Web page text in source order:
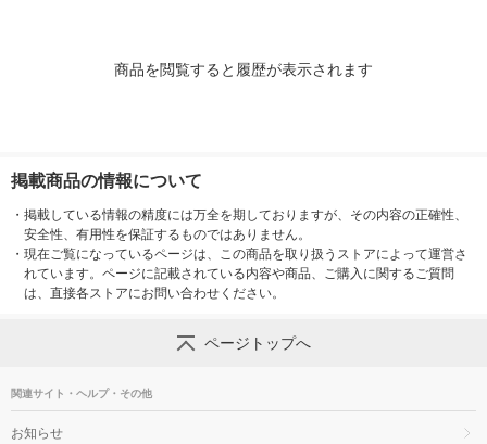
商品を閲覧すると履歴が表示されます
掲載商品の情報について
・ 掲載している情報の精度には万全を期しておりますが、その内容の正確性、
安全性、有用性を保証するものではありません。
・ 現在ご覧になっているページは、この商品を取り扱うストアによって運営さ
れています。ページに記載されている内容や商品、ご購入に関するご質問
は、直接各ストアにお問い合わせください。
ページトップへ
関連サイト・ヘルプ・その他
お知らせ